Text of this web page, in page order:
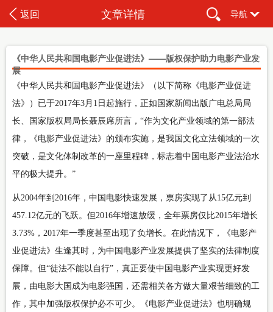
返回 文章详情 导航
《中华人民共和国电影产业促进法》——版权保护助力电影产业发
展
《中华人民共和国电影产业促进法》（以下简称《电影产业促进
法》）已于2017年3月1日起施行，正如国家新闻出版广电总局局
长、国家版权局局长聂辰席所言，“作为文化产业领域的第一部法
律，《电影产业促进法》的颁布实施，是我国文化立法领域的一次
突破，是文化体制改革的一座里程碑，标志着中国电影产业法治水
平的极大提升。”
从2004年到2016年，中国电影快速发展，票房实现了从15亿元到
457.12亿元的飞跃。但2016年增速放缓，全年票房仅比2015年增长
3.73%，2017年一季度甚至出现了负增长。在此情况下，《电影产
业促进法》生逢其时，为中国电影产业发展提供了坚实的法律制度
保障。但“徒法不能以自行”，真正要使中国电影产业实现更好发
展，由电影大国成为电影强国，还需相关各方做大量艰苦细致的工
作，其中加强版权保护必不可少。《电影产业促进法》也明确规